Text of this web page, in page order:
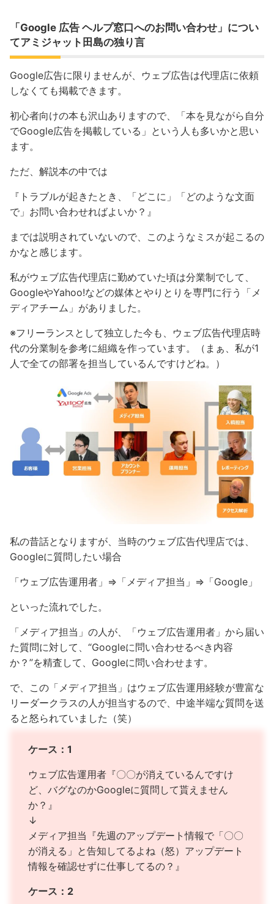
「Google 広告 ヘルプ窓口へのお問い合わせ」につい
てアミジャット田島の独り言
Google広告に限りませんが、ウェブ広告は代理店に依頼
しなくても掲載できます。
初心者向けの本も沢山ありますので、「本を見ながら自分
でGoogle広告を掲載している」という人も多いかと思い
ます。
ただ、解説本の中では
『トラブルが起きたとき、「どこに」「どのような文面
で」お問い合わせればよいか？』
までは説明されていないので、このようなミスが起こるの
かなと感じます。
私がウェブ広告代理店に勤めていた頃は分業制でして、
GoogleやYahoo!などの媒体とやりとりを専門に行う「メ
ディアチーム」がありました。
※フリーランスとして独立した今も、ウェブ広告代理店時
代の分業制を参考に組織を作っています。（まぁ、私が1
人で全ての部署を担当しているんですけどね。）
私の昔話となりますが、当時のウェブ広告代理店では、
Googleに質問したい場合
「ウェブ広告運用者」⇒「メディア担当」⇒「Google」
といった流れでした。
「メディア担当」の人が、「ウェブ広告運用者」から届い
た質問に対して、“Googleに問い合わせるべき内容
か？”を精査して、Googleに問い合わせます。
で、この「メディア担当」はウェブ広告運用経験が豊富な
リーダークラスの人が担当するので、中途半端な質問を送
ると怒られていました（笑）
ケース：1
ウェブ広告運用者『〇〇が消えているんですけ
ど、バグなのかGoogleに質問して貰えません
か？』
↓
メディア担当『先週のアップデート情報で「〇〇
が消える」と告知してるよね（怒）アップデート
情報を確認せずに仕事してるの？』
ケース：2